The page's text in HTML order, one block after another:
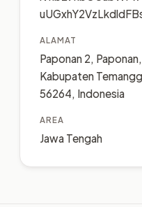
ALAMAT
Paponan 2,
Kabupaten
56264, Indonesia
AREA
Jawa Tengah